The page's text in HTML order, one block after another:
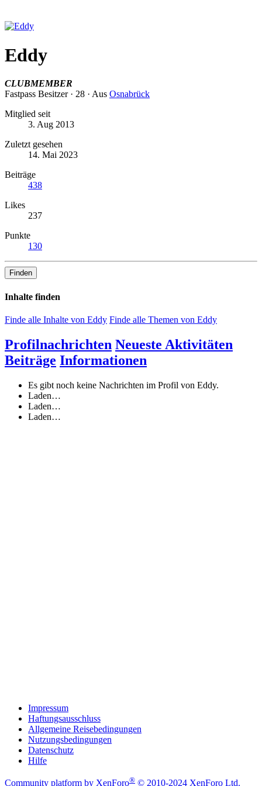
Eddy
CLUBMEMBER
Fastpass Besitzer · 28 · Aus Osnabrück
Mitglied seit
3. Aug 2013
Zuletzt gesehen
14. Mai 2023
Beiträge
438
Likes
237
Punkte
130
Finden
Inhalte finden
Finde alle Inhalte von Eddy Finde alle Themen von Eddy
Profilnachrichten Neueste Aktivitäten
Beiträge Informationen
Es gibt noch keine Nachrichten im Profil von Eddy.
Laden…
Laden…
Laden…
Impressum
Haftungsausschluss
Allgemeine Reisebedingungen
Nutzungsbedingungen
Datenschutz
Hilfe
Community platform by XenForo® © 2010-2024 XenForo Ltd.